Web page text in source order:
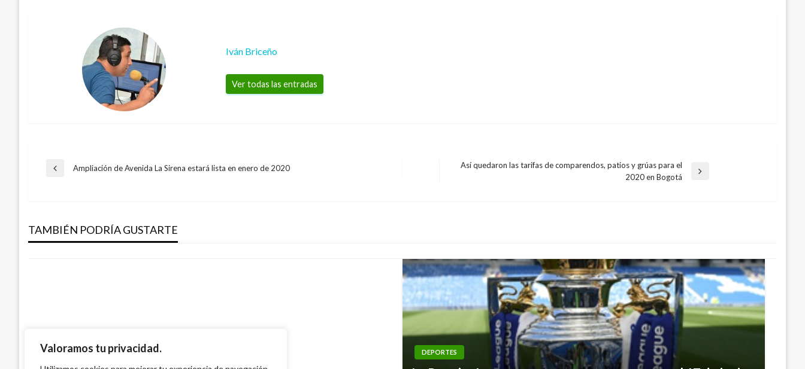
Valoramos tu privacidad.
Iván Briceño
Ver todas las entradas
Navegación
entradas
Entrada
Ampliación de Avenida La Sirena estará lista en enero de 2020
Así quedaron las tarifas de comparendos, patios y grúas para el
2020 en Bogotá
TAMBIÉN PODRÍA GUSTARTE
El próximo domingo en El Campín homenaje al ‘Tren’ Valencia
Iván Briceño miércoles febrero 24, 2010
DEPORTES
DEPORTES